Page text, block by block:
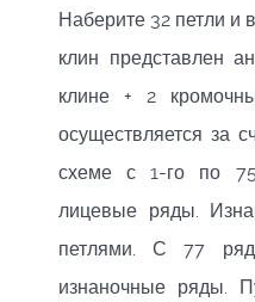
Наберите 32 петли и
клин представлен
клине + 2
осуществляется за
схеме с 1-го по
лицевые ряды.
петлями. С 77
изнаночные ряды.